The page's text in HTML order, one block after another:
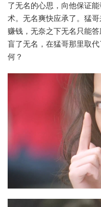
了无名的心思，向他保证
术。无名爽快应承了。猛
赚钱，无奈之下无名只能
盲了无名，在猛哥那里取
何？